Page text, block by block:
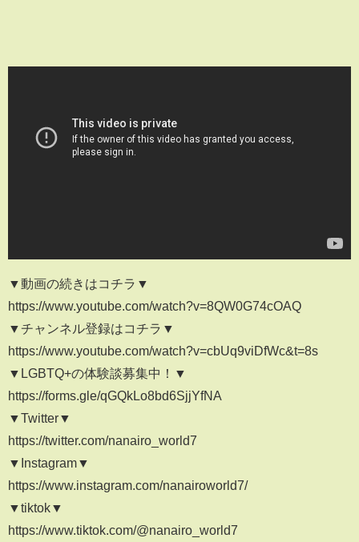
▼動画の続きはコチラ▼
https://www.youtube.com/watch?v=8QW0G74cOAQ
▼チャンネル登録はコチラ▼
https://www.youtube.com/watch?v=cbUq9viDfWc&t=8s
▼LGBTQ+の体験談募集中！▼
https://forms.gle/qGQkLo8bd6SjjYfNA
▼Twitter▼
https://twitter.com/nanairo_world7
▼Instagram▼
https://www.instagram.com/nanairoworld7/
▼tiktok▼
https://www.tiktok.com/@nanairo_world7